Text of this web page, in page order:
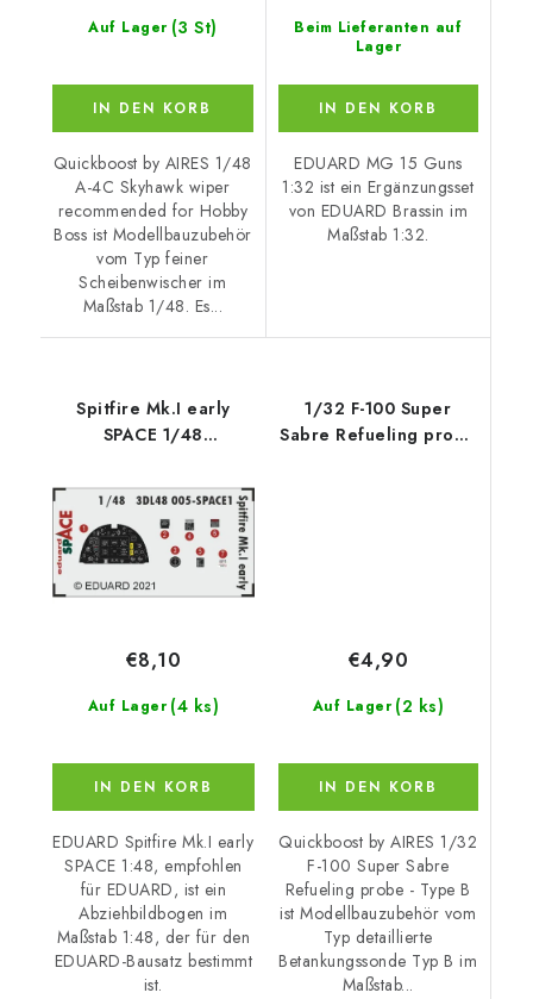
Auf Lager (3 St)
IN DEN KORB
Quickboost by AIRES 1/48
A-4C Skyhawk wiper
recommended for Hobby
Boss ist Modellbauzubehör
vom Typ feiner
Scheibenwischer im
Maßstab 1/48. Es...
Beim Lieferanten auf
Lager
IN DEN KORB
EDUARD MG 15 Guns
1:32 ist ein Ergänzungsset
von EDUARD Brassin im
Maßstab 1:32.
Spitfire Mk.I early
SPACE 1/48
EDUARD
Auf Lager (4 ks)
€8,10
IN DEN KORB
EDUARD Spitfire Mk.I early
SPACE 1:48, empfohlen
für EDUARD, ist ein
Abziehbildbogen im
Maßstab 1:48, der für den
EDUARD-Bausatz bestimmt
ist.
1/32 F-100 Super
Sabre Refueling probe
Auf Lager (2 ks)
€4,90
IN DEN KORB
Quickboost by AIRES 1/32
F-100 Super Sabre
Refueling probe - Type B
ist Modellbauzubehör vom
Typ detaillierte
Betankungssonde Typ B im
Maßstab...